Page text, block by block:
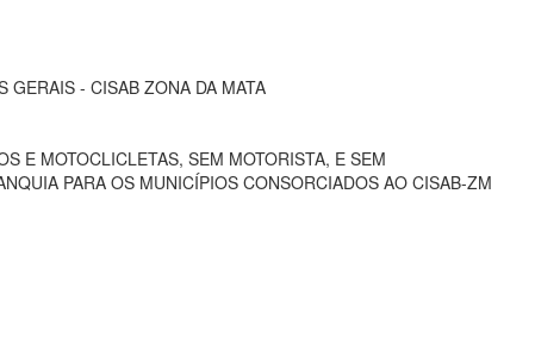
GERAIS - CISAB ZONA DA MATA
E MOTOCLICLETAS, SEM MOTORISTA, E SEM
PARA OS MUNICÍPIOS CONSORCIADOS AO CISAB-ZM